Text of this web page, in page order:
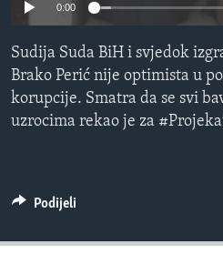
MAGAZIN
O GLASU AMERIKE
Learning English
0:00
Sudija Suda BiH i svjedok
Brako Perić nije optimista u
korupcije. Smatra da se svi
uzrocima rekao je za
Podijeli